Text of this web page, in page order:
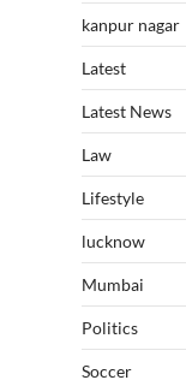
kanpur nagar
Latest
Latest News
Law
Lifestyle
lucknow
Mumbai
Politics
Soccer